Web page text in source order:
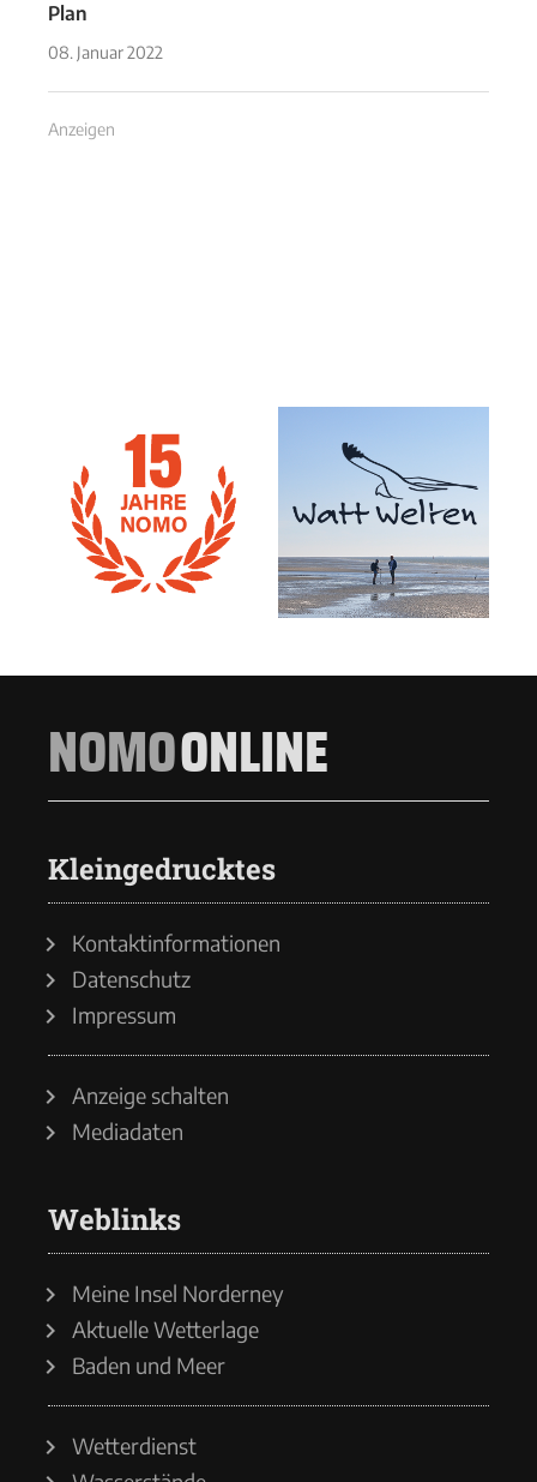
Plan
08. Januar 2022
Anzeigen
NOMOONLINE
Kleingedrucktes
Kontaktinformationen
Datenschutz
Impressum
Anzeige schalten
Mediadaten
Weblinks
Meine Insel Norderney
Aktuelle Wetterlage
Baden und Meer
Wetterdienst